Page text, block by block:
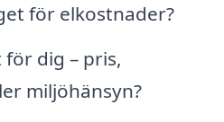
för elkostnader?
dig – pris,
miljöhänsyn?